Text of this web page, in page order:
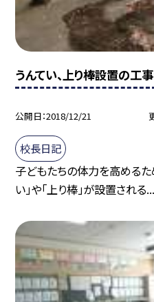
うんてい、上り棒設置の工
公開日 2018/12/21
校長日記
子どもたちの体力を高めるた
い」や「上り棒」が設置される...